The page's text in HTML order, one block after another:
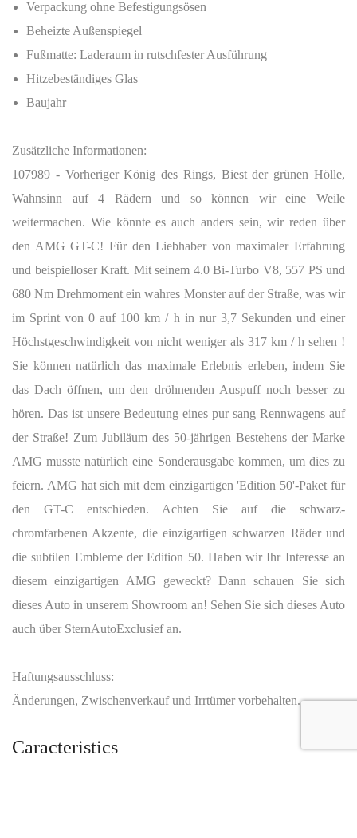
Verpackung ohne Befestigungsösen
Beheizte Außenspiegel
Fußmatte: Laderaum in rutschfester Ausführung
Hitzebeständiges Glas
Baujahr
Zusätzliche Informationen:
107989 - Vorheriger König des Rings, Biest der grünen Hölle,
Wahnsinn auf 4 Rädern und so können wir eine Weile
weitermachen. Wie könnte es auch anders sein, wir reden über
den AMG GT-C! Für den Liebhaber von maximaler Erfahrung
und beispielloser Kraft. Mit seinem 4.0 Bi-Turbo V8, 557 PS und
680 Nm Drehmoment ein wahres Monster auf der Straße, was wir
im Sprint von 0 auf 100 km / h in nur 3,7 Sekunden und einer
Höchstgeschwindigkeit von nicht weniger als 317 km / h sehen !
Sie können natürlich das maximale Erlebnis erleben, indem Sie
das Dach öffnen, um den dröhnenden Auspuff noch besser zu
hören. Das ist unsere Bedeutung eines pur sang Rennwagens auf
der Straße! Zum Jubiläum des 50-jährigen Bestehens der Marke
AMG musste natürlich eine Sonderausgabe kommen, um dies zu
feiern. AMG hat sich mit dem einzigartigen 'Edition 50'-Paket für
den GT-C entschieden. Achten Sie auf die schwarz-
chromfarbenen Akzente, die einzigartigen schwarzen Räder und
die subtilen Embleme der Edition 50. Haben wir Ihr Interesse an
diesem einzigartigen AMG geweckt? Dann schauen Sie sich
dieses Auto in unserem Showroom an! Sehen Sie sich dieses Auto
auch über SternAutoExclusief an.
Haftungsausschluss:
Änderungen, Zwischenverkauf und Irrtümer vorbehalten.
Caracteristics